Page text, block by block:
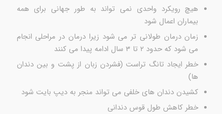
هیچ رویکرد واحدی نمی تواند به طور جهانی برای همه
بیماران اعمال شود
زمان درمان طولانی تر می شود زیرا درمان در مراحلی انجام
می شود که حدود ۲ تا ۳ سال ادامه پیدا می کنند
خطر ایجاد تانگ تراست (فشردن زبان از پشت و بین دندان
ها)
کشیدن دندان های خلفی می تواند منجر به دیپ بایت شود
خطر کاهش طول قوس دندانی